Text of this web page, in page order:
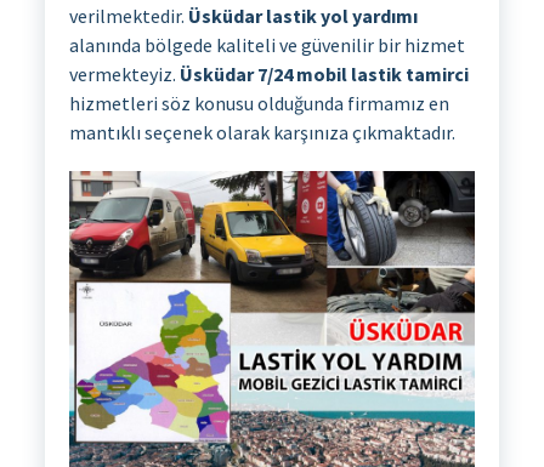
verilmektedir. Üsküdar lastik yol yardımı
alanında bölgede kaliteli ve güvenilir bir hizmet
vermekteyiz. Üsküdar 7/24 mobil lastik tamirci
hizmetleri söz konusu olduğunda firmamız en
mantıklı seçenek olarak karşınıza çıkmaktadır.